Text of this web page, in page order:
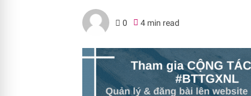
0 4 min read